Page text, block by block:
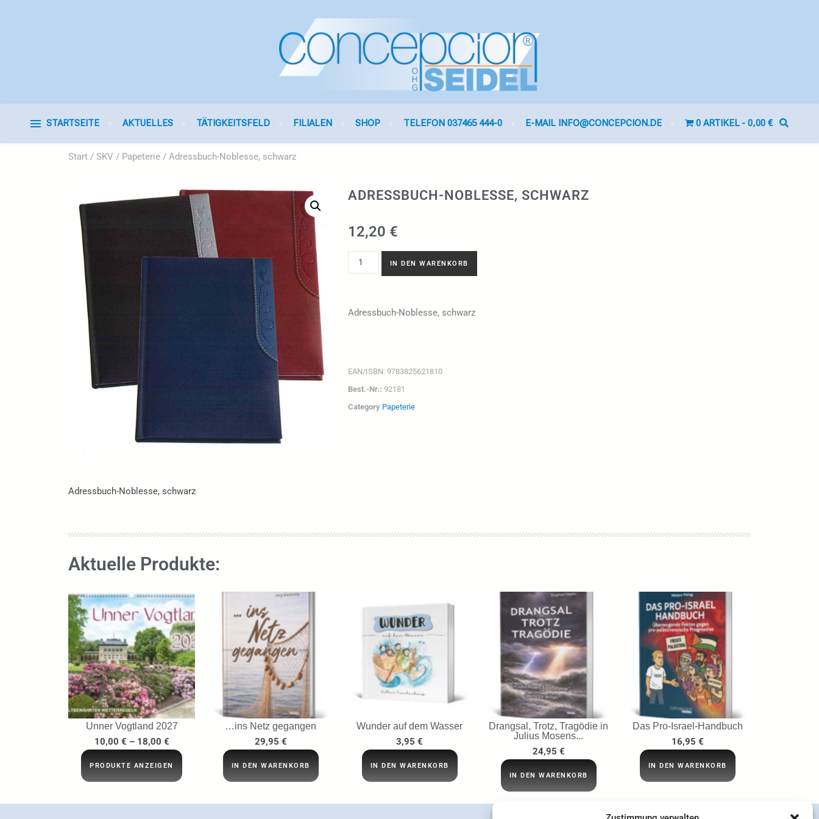
STARTSEITE AKTUELLES TÄTIGKEITSFELD FILIALEN SHOP TELEFON 037465 444-0 E-MAIL INFO@CONCEPCION.DE 0 ARTIKEL 0,00 €
Start / SKV / Papeterie / Adressbuch-Noblesse, schwarz
ADRESSBUCH-NOBLESSE, SCHWARZ
12,20 €
IN DEN WARENKORB
Adressbuch-Noblesse, schwarz
EAN/ISBN: 9783825621810
Best.-Nr.: 92181
Category Papeterie
Adressbuch-Noblesse, schwarz
Aktuelle Produkte:
Unner Vogtland 2027
10,00 € – 18,00 €
PRODUKTE ANZEIGEN
…ins Netz gegangen
29,95 €
IN DEN WARENKORB
Wunder auf dem Wasser
3,95 €
IN DEN WARENKORB
Drangsal, Trotz, Tragödie in
Julius Mosens...
24,95 €
IN DEN WARENKORB
Das Pro-Israel-Handbuch
16,95 €
IN DEN WARENKORB